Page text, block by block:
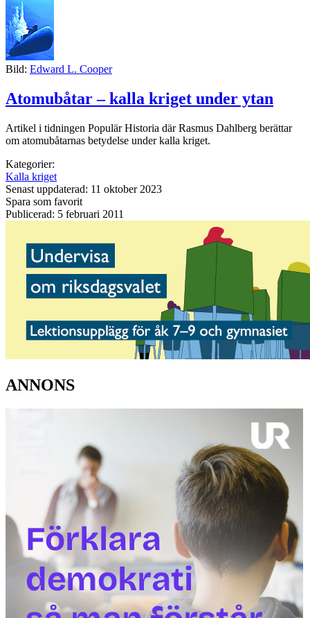
Bild: Edward L. Cooper
Atomubåtar – kalla kriget under ytan
Artikel i tidningen Populär Historia där Rasmus Dahlberg berättar
om atomubåtarnas betydelse under kalla kriget.
Kategorier:
Kalla kriget
Senast uppdaterad: 11 oktober 2023
Spara som favorit
Publicerad: 5 februari 2011
ANNONS